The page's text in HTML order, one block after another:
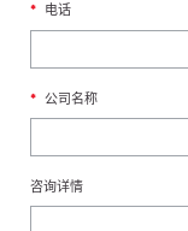
* 电话
* 公司名称
咨询详情